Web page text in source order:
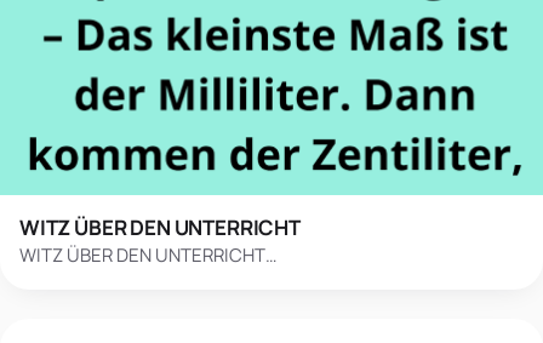
WITZ ÜBER DEN UNTERRICHT
WITZ ÜBER DEN UNTERRICHT…